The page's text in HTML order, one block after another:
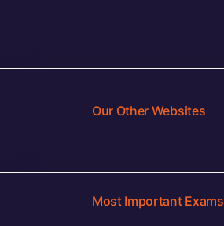
Our Other Websites
Most Important Exams